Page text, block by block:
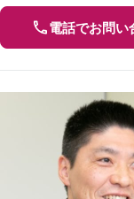
電話でお問い